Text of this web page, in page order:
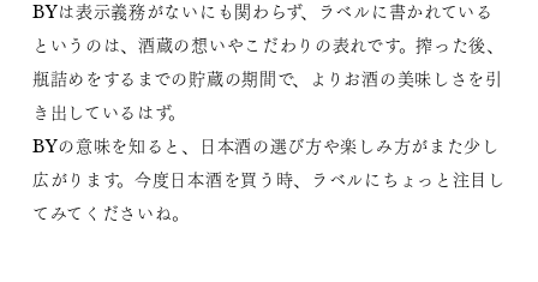
BYは表示義務がないにも関わらず、ラベルに書かれている
というのは、酒蔵の想いやこだわりの表れです。搾った後、
瓶詰めをするまでの貯蔵の期間で、よりお酒の美味しさを引
き出しているはず。
BYの意味を知ると、日本酒の選び方や楽しみ方がまた少し
広がります。今度日本酒を買う時、ラベルにちょっと注目し
てみてくださいね。